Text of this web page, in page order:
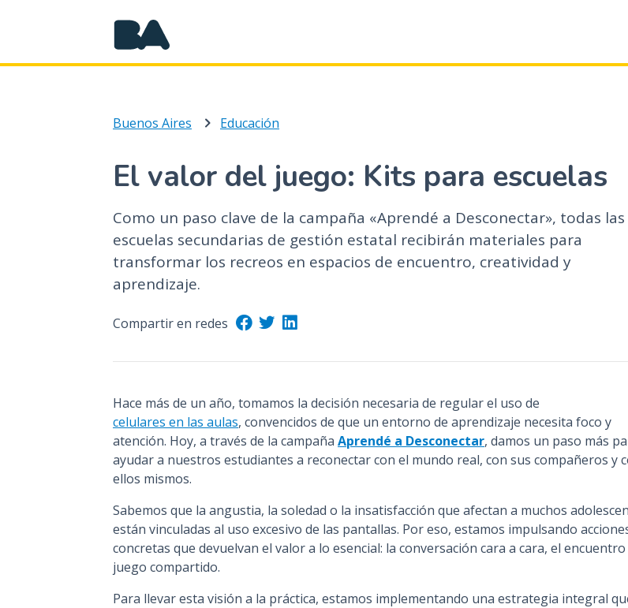
a
n
e
n
i
i
p
a
Buenos Aires Educación
El valor del juego: Kits para escuelas
Como un paso clave de la campaña «Aprendé a Desconectar», todas las
escuelas secundarias de gestión estatal recibirán materiales para
transformar los recreos en espacios de encuentro, creatividad y
aprendizaje.
Compartir en redes
Hace más de un año, tomamos la decisión necesaria de regular el uso de
celulares en las aulas, convencidos de que un entorno de aprendizaje necesita foco y
atención. Hoy, a través de la campaña Aprendé a Desconectar, damos un paso más
ayudar a nuestros estudiantes a reconectar con el mundo real, con sus compañeros y
ellos mismos.
Sabemos que la angustia, la soledad o la insatisfacción que afectan a muchos
están vinculadas al uso excesivo de las pantallas. Por eso, estamos impulsando
concretas que devuelvan el valor a lo esencial: la conversación cara a cara, el encuentro
juego compartido.
Para llevar esta visión a la práctica, estamos implementando una estrategia integral